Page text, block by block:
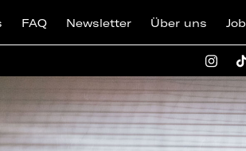
FAQ Newsletter Über uns